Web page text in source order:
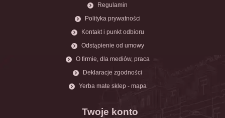
Regulamin
Polityka prywatności
Kontakt i punkt odbioru
Odstąpienie od umowy
O firmie, dla mediów, praca
Deklaracje zgodności
Yerba mate sklep - mapa
Twoje konto